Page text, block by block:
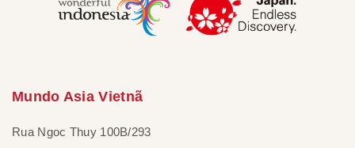
Mundo Asia Vietnã
Rua Ngoc Thuy 100B/293